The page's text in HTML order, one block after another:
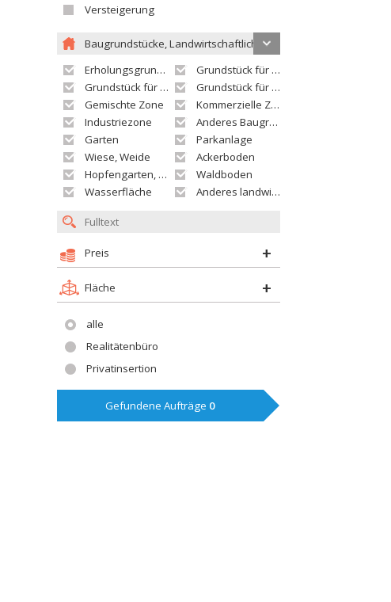
Versteigerung
Baugrundstücke, Landwirtschaftliche grundstücke
Erholungsgrundstück
Grundstück für Einfamilienhäuser
Grundstück für Wohnhäuser
Grundstück für Versorgungseinrichtungen
Gemischte Zone
Kommerzielle Zone
Industriezone
Anderes Baugrundstück
Garten
Parkanlage
Wiese, Weide
Ackerboden
Hopfengarten, Weingarten
Waldboden
Wasserfläche
Anderes landwirtschaftliches Grundstück
Preis
Fläche
alle
Realitätenbüro
Privatinsertion
Gefundene Aufträge 0